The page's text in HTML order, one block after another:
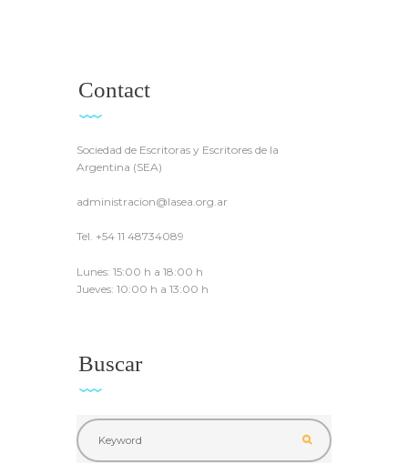
Contact
Sociedad de Escritoras y Escritores de la
Argentina (SEA)
administracion@lasea.org.ar
Tel. +54 11 48734089
Lunes: 15:00 h a 18:00 h
Jueves: 10:00 h a 13:00 h
Buscar